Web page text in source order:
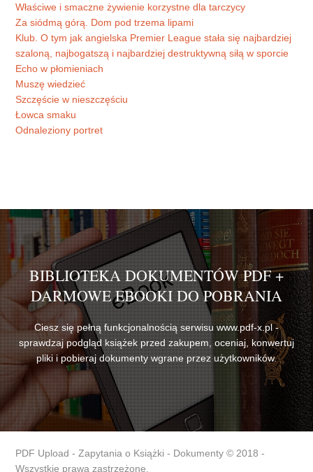
Właściwe i smaczne żywienie korzystne dla tarczycy
Za siódmą górą. Dom pod trzema lipami
Klub. O tym jak angielska Premier League stała się najbardziej
szaloną, najbogatszą i najbardziej destruktywną siłą w sporcie
Echo w płomieniach
Muszę wiedzieć
Szczęście w nieszczęściu
Łowca smaku
Odnaleziony portret
BIBLIOTEKA DOKUMENTÓW PDF +
DARMOWE EBOOKI DO POBRANIA
Ciesz się pełną funkcjonalnością serwisu www.pdf-x.pl -
sprawdzaj podgląd książek przed zakupem, oceniaj, konwertuj
pliki i pobieraj dokumenty wgrane przez użytkowników.
PDF Upload - Zapytania o Książki - Dokumenty © 2018 -
Wszystkie prawa zastrzeżone.